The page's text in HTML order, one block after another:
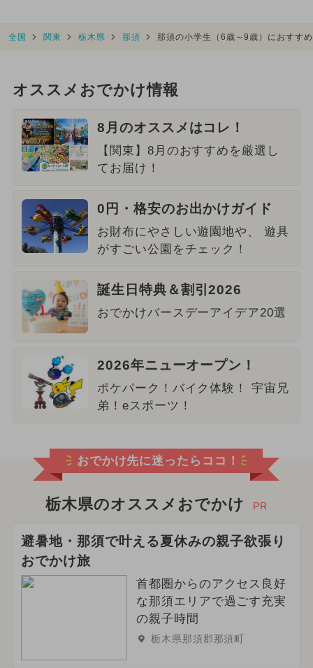
全国 関東 栃木県 那須 那須の小学生（6歳～9歳）におすす
オススメおでかけ情報
8月のオススメはコレ！
【関東】8月のおすすめを厳選し
てお届け！
0円・格安のお出かけガイド
お財布にやさしい遊園地や、 遊具
がすごい公園をチェック！
誕生日特典＆割引2026
おでかけバースデーアイデア20選
2026年ニューオープン！
ポケパーク！バイク体験！ 宇宙兄
弟！eスポーツ！
おでかけ先に迷ったらココ！
栃木県のオススメおでかけ PR
避暑地・那須で叶える夏休みの親子欲張り
おでかけ旅
首都圏からのアクセス良好
な那須エリアで過ごす充実
の親子時間
栃木県那須郡那須町